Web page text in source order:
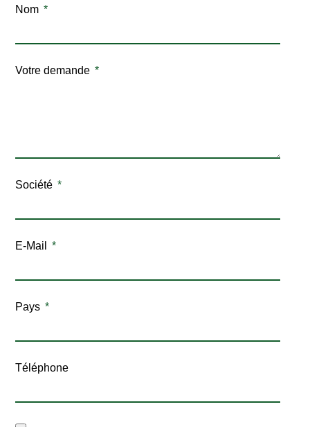
Nom
Votre demande
Société
E-Mail
Pays
Téléphone